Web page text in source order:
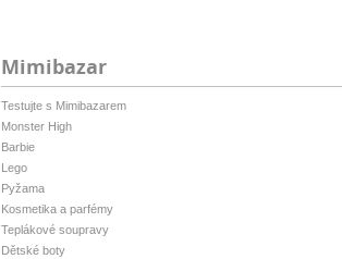
Mimibazar
Testujte s Mimibazarem
Monster High
Barbie
Lego
Pyžama
Kosmetika a parfémy
Teplákové soupravy
Dětské boty